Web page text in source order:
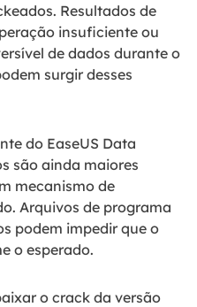
Resultados de
insuficiente ou
de dados durante o
surgir desses
do EaseUS Data
são ainda maiores
mecanismo de
Arquivos de programa
podem impedir que o
o esperado.
o crack da versão